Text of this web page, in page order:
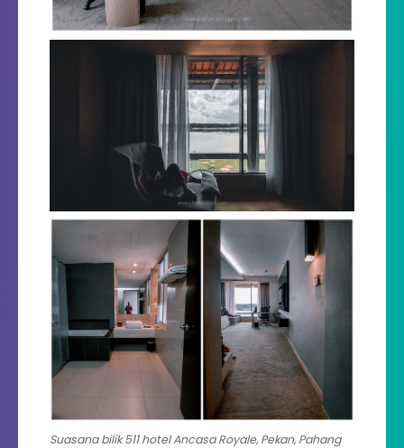
Suasana bilik 511 hotel Ancasa Royale, Pekan, Pahang